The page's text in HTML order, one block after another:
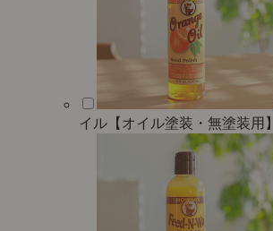
イル【オイル塗装・無塗装用